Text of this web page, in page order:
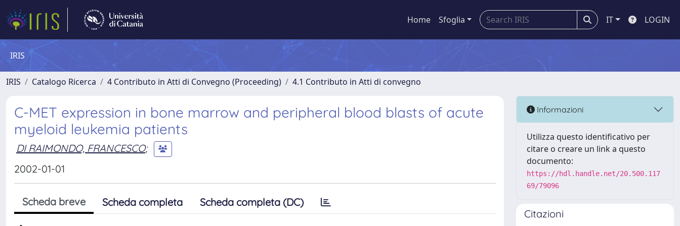
Home Sfoglia IT LOGIN
IRIS
IRIS Catalogo Ricerca 4 Contributo in Atti di Convegno (Proceeding) 4.1 Contributo in Atti di convegno
C-MET expression in bone marrow and peripheral blood blasts of acute
myeloid leukemia patients
DI RAIMONDO, FRANCESCO;
2002-01-01
Scheda breve Scheda completa Scheda completa (DC)
Informazioni
Utilizza questo identificativo per
citare o creare un link a questo
documento:
https://hdl.handle.net/20.500.117
69/79096
Citazioni